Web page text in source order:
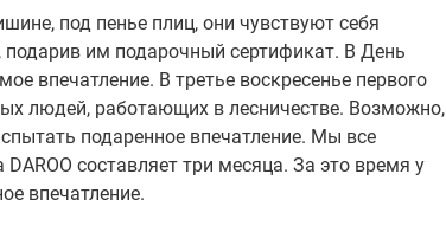
под пенье плиц, они чувствуют себя
подарив им подарочный сертификат. В День
впечатление. В третье воскресенье первого
людей, работающих в лесничестве. Возможно,
подаренное впечатление. Мы все
составляет три месяца. За это время у
впечатление.